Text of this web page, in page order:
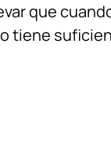
que
tiene